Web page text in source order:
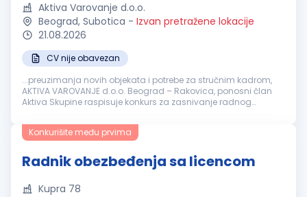
Aktiva Varovanje d.o.o.
Beograd, Subotica - Izvan pretražene lokacije
21.08.2026
CV nije obavezan
...preuzimanja novih objekata i potrebe za stručnim kadrom,
AKTIVA VAROVANJE d.o.o. Beograd – Rakovica, ponosni član
Aktiva Skupine raspisuje konkurs za zasnivanje radnog
grupaciji Aktiva koja...
Konkurišite među prvima
Radnik obezbeđenja sa licencom
Kupra 78